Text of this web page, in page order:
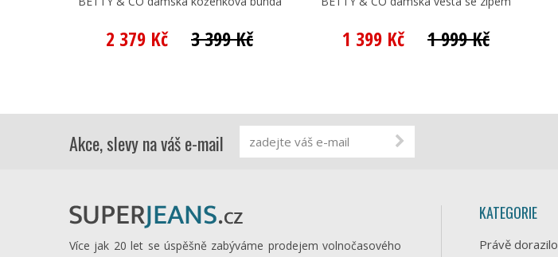
2 379 Kč 3 399 Kč 1 399 Kč 1 999 Kč
Akce, slevy na váš e-mail
Více jak 20 let se úspěšně zabýváme prodejem volnočasového
KATEGORIE
Právě dorazilo